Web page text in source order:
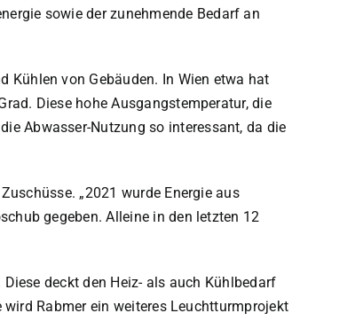
sowie der zunehmende Bedarf an
Kühlen von Gebäuden. In Wien etwa hat
Diese hohe Ausgangstemperatur, die
Abwasser-Nutzung so interessant, da die
„2021 wurde Energie aus
gegeben. Alleine in den letzten 12
deckt den Heiz- als auch Kühlbedarf
Rabmer ein weiteres Leuchtturmprojekt